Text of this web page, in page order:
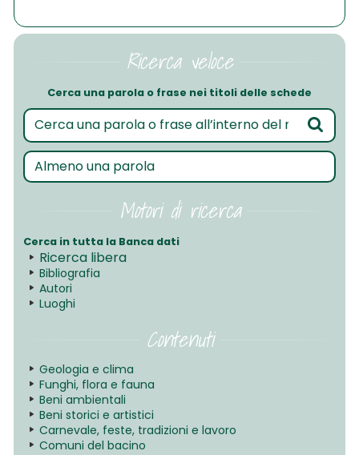
Ricerca veloce
Cerca una parola o frase nei titoli delle schede
Motori di ricerca
Cerca in tutta la Banca dati
Ricerca libera
Bibliografia
Autori
Luoghi
Contenuti
Geologia e clima
Funghi, flora e fauna
Beni ambientali
Beni storici e artistici
Carnevale, feste, tradizioni e lavoro
Comuni del bacino